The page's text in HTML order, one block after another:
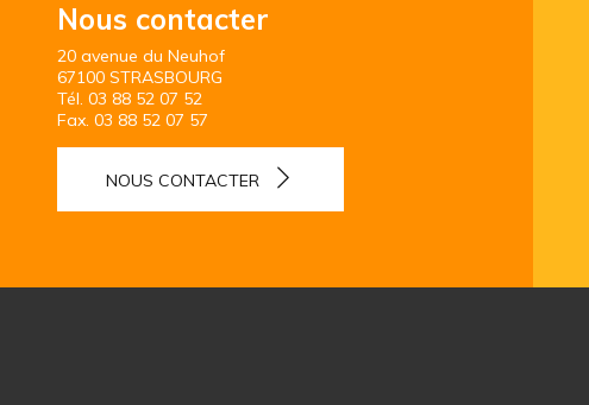
Nous contacter
20 avenue du Neuhof
67100 STRASBOURG
Tél. 03 88 52 07 52
Fax. 03 88 52 07 57
NOUS CONTACTER